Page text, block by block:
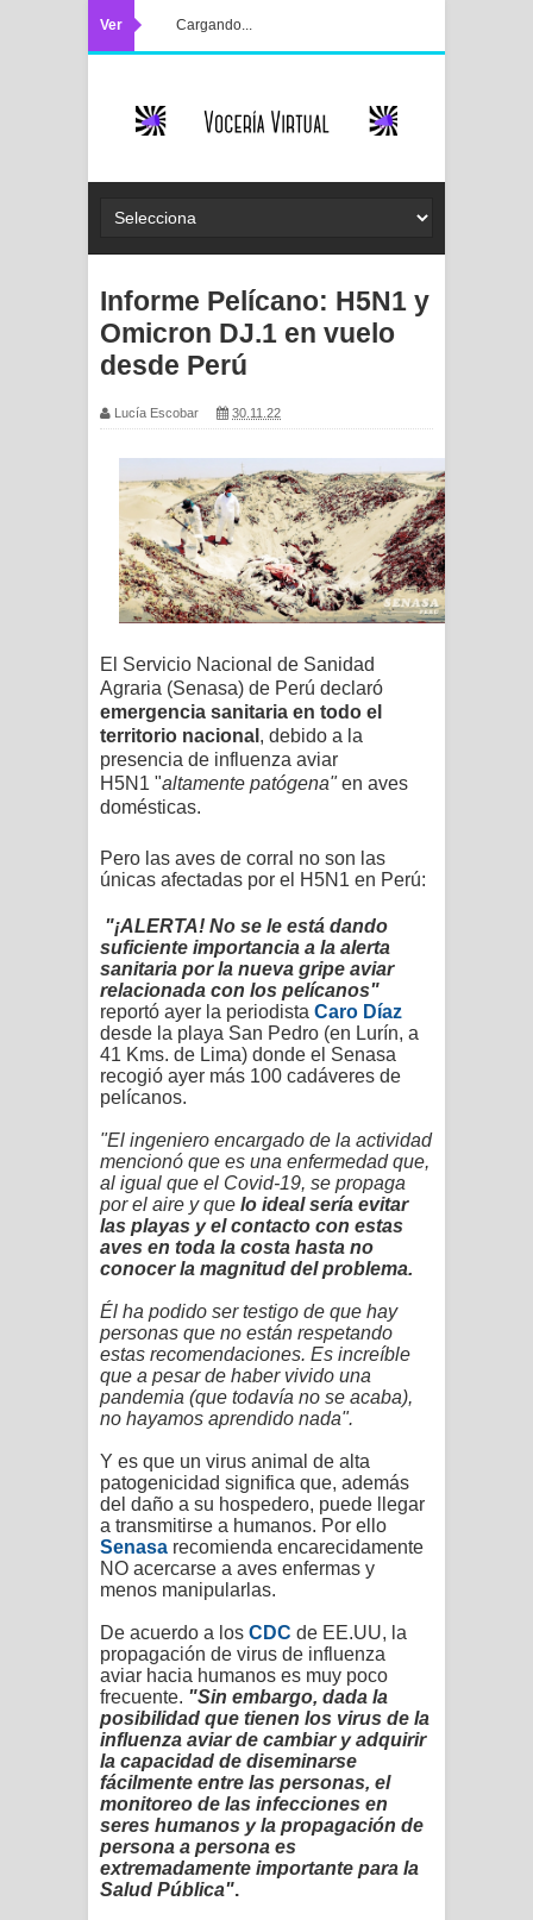
Ver Cargando...
Informe Pelícano: H5N1 y
Omicron DJ.1 en vuelo
desde Perú
Lucía Escobar 30.11.22
El Servicio Nacional de Sanidad
Agraria (Senasa) de Perú declaró
emergencia sanitaria en todo el
territorio nacional , debido a la
presencia de influenza aviar
H5N1 "altamente patógena"en aves
domésticas.
Pero las aves de corral no son las
únicas afectadas por el H5N1 en Perú:
"¡ALERTA! No se le está dando
suficiente importancia a la alerta
sanitaria por la nueva gripe aviar
relacionada con los pelícanos"
reportó ayer la periodista Caro Díaz
desde la playa San Pedro (en Lurín, a
41 Kms. de Lima) donde el Senasa
recogió ayer más 100 cadáveres de
pelícanos.
"El ingeniero encargado de la actividad
mencionó que es una enfermedad que,
al igual que el Covid-19, se propaga
por el aire y que lo ideal sería evitar
las playas y el contacto con estas
aves en toda la costa hasta no
conocer la magnitud del problema.
Él ha podido ser testigo de que hay
personas que no están respetando
estas recomendaciones. Es increíble
que a pesar de haber vivido una
pandemia (que todavía no se acaba),
no hayamos aprendido nada".
Y es que un virus animal de alta
patogenicidad significa que, además
del daño a su hospedero, puede llegar
a transmitirse a humanos. Por ello
Senasa recomienda encarecidamente
NO acercarse a aves enfermas y
menos manipularlas.
De acuerdo a los CDC de EE.UU, l a
propagación de virus de influenza
aviar hacia humanos es muy poco
frecuente. "Sin embargo, dada la
posibilidad que tienen los virus de la
influenza aviar de cambiar y adquirir
la capacidad de diseminarse
fácilmente entre las personas, el
monitoreo de las infecciones en
seres humanos y la propagación de
persona a persona es
extremadamente importante para la
Salud Pública".